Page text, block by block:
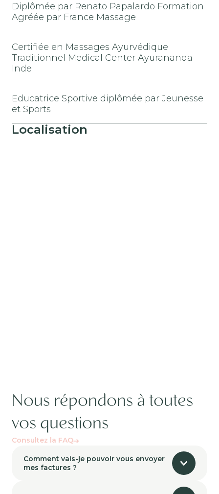
Diplômée par Renato Papalardo Formation
Agréée par France Massage
Certifiée en Massages Ayurvédique
Traditionnel Medical Center Ayurananda
Inde
Educatrice Sportive diplômée par Jeunesse
et Sports
Localisation
Nous répondons à toutes
vos questions
Consultez la FAQ
Comment vais-je pouvoir vous envoyer
mes factures ?